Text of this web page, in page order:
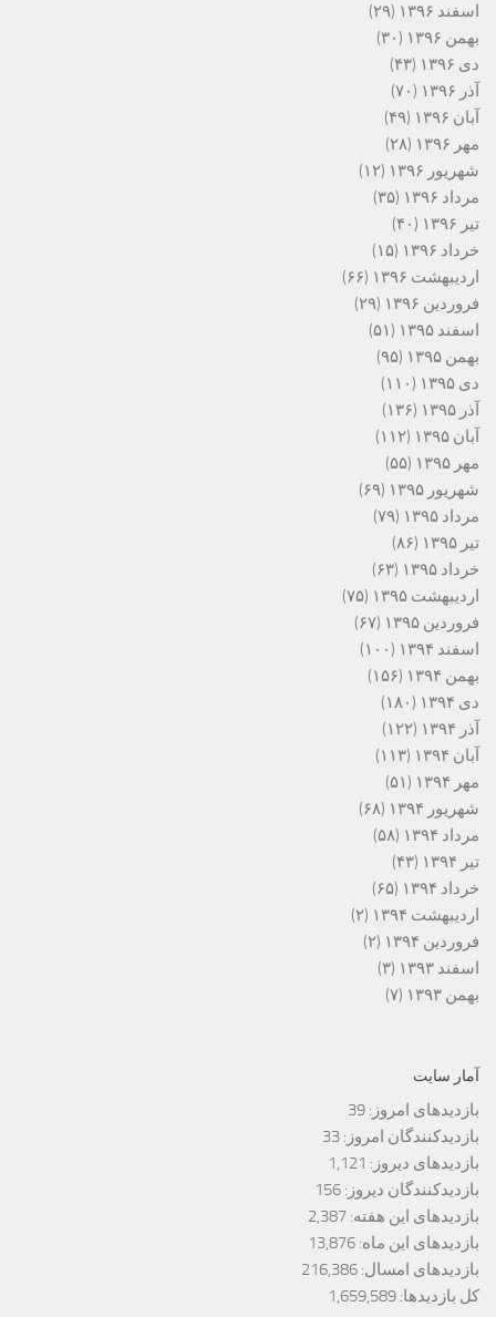
اسفند ۱۳۹۶
(۲۹)
بهمن ۱۳۹۶
(۳۰)
دی ۱۳۹۶
(۴۳)
آذر ۱۳۹۶
(۷۰)
آبان ۱۳۹۶
(۴۹)
مهر ۱۳۹۶
(۲۸)
شهریور ۱۳۹۶
(۱۲)
مرداد ۱۳۹۶
(۳۵)
تیر ۱۳۹۶
(۴۰)
خرداد ۱۳۹۶
(۱۵)
اردیبهشت ۱۳۹۶
(۶۶)
فروردین ۱۳۹۶
(۲۹)
اسفند ۱۳۹۵
(۵۱)
بهمن ۱۳۹۵
(۹۵)
دی ۱۳۹۵
(۱۱۰)
آذر ۱۳۹۵
(۱۳۶)
آبان ۱۳۹۵
(۱۱۲)
مهر ۱۳۹۵
(۵۵)
شهریور ۱۳۹۵
(۶۹)
مرداد ۱۳۹۵
(۷۹)
تیر ۱۳۹۵
(۸۶)
خرداد ۱۳۹۵
(۶۳)
اردیبهشت ۱۳۹۵
(۷۵)
فروردین ۱۳۹۵
(۶۷)
اسفند ۱۳۹۴
(۱۰۰)
بهمن ۱۳۹۴
(۱۵۶)
دی ۱۳۹۴
(۱۸۰)
آذر ۱۳۹۴
(۱۲۲)
آبان ۱۳۹۴
(۱۱۳)
مهر ۱۳۹۴
(۵۱)
شهریور ۱۳۹۴
(۶۸)
مرداد ۱۳۹۴
(۵۸)
تیر ۱۳۹۴
(۴۳)
خرداد ۱۳۹۴
(۶۵)
اردیبهشت ۱۳۹۴
(۲)
فروردین ۱۳۹۴
(۲)
اسفند ۱۳۹۳
(۳)
بهمن ۱۳۹۳
(۷)
آمار سایت
بازدیدهای امروز: 39
بازدیدکنندگان امروز: 33
بازدیدهای دیروز: 1,121
بازدیدکنندگان دیروز: 156
بازدیدهای این هفته: 2,387
بازدیدهای این ماه: 13,876
بازدیدهای امسال: 216,386
کل بازدیدها: 1,659,589